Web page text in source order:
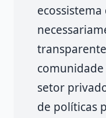
comunidade
setor
de políticas